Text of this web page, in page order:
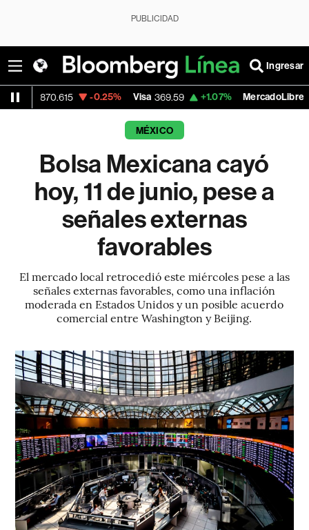
PUBLICIDAD
Ingresar
-0.25% Visa 369.59 +1.07% MercadoLibre 1,890.05
MÉXICO
Bolsa Mexicana cayó
hoy, 11 de junio, pese a
señales externas
favorables
El mercado local retrocedió este miércoles pese a las
señales externas favorables, como una inflación
moderada en Estados Unidos y un posible acuerdo
comercial entre Washington y Beijing.